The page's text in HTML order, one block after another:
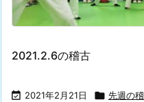
2021.2.6の稽古
 2021年2月21日  先週の